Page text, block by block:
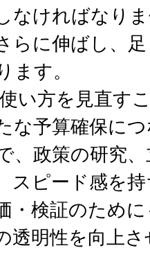
なければなり
らに伸ばし、
ます。
い方を見直す
な予算確保に
、政策の研究
スピード感を
・検証のため
透明性を向上